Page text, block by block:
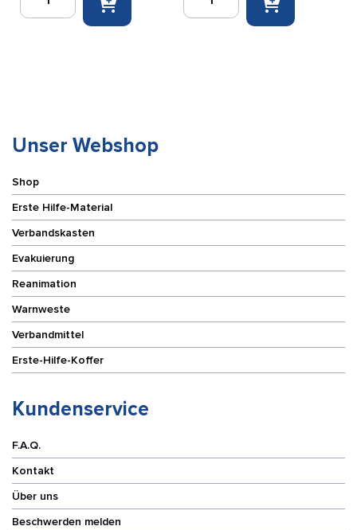
Metallschrank
Notfallschrank
Unser Webshop
Shop
Erste Hilfe-Material
Verbandskasten
Evakuierung
Reanimation
Warnweste
Verbandmittel
Erste-Hilfe-Koffer
Kundenservice
F.A.Q.
Kontakt
Über uns
Beschwerden melden